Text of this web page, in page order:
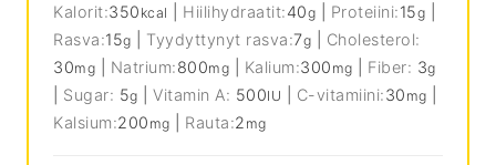
Kalorit:350 kcal Hiilihydraatit:40g Proteiini:15g
Rasva:15g Tyydyttynyt rasva:7g
Cholesterol:
30mg Natrium:800mg Kalium:300 mg Fiber: 3g
Sugar: 5g |Vitamin A: 500IU C-vitamiini:30 mg
Kalsium:200 mg Rauta:2 mg